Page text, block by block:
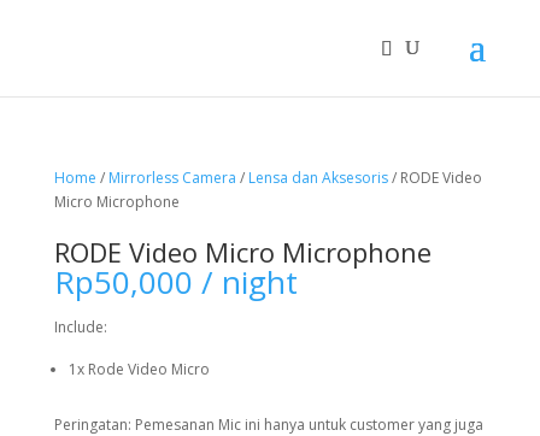
Home / Mirrorless Camera / Lensa dan Aksesoris/ RODE Video
Micro Microphone
RODE Video Micro Microphone
Rp50,000 / night
Include:
1x Rode Video Micro
Peringatan: Pemesanan Mic ini hanya untuk customer yang juga